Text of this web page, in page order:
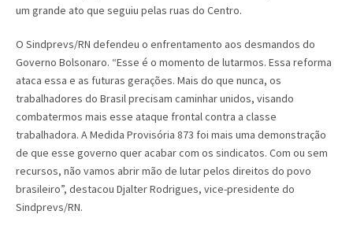
um grande ato que seguiu pelas ruas do Centro.
O Sindprevs/RN defendeu o enfrentamento aos desmandos do
Governo Bolsonaro. “Esse é o momento de lutarmos. Essa reforma
ataca essa e as futuras gerações. Mais do que nunca, os
trabalhadores do Brasil precisam caminhar unidos, visando
combatermos mais esse ataque frontal contra a classe
trabalhadora. A Medida Provisória 873 foi mais uma demonstração
de que esse governo quer acabar com os sindicatos. Com ou sem
recursos, não vamos abrir mão de lutar pelos direitos do povo
brasileiro”, destacou Djalter Rodrigues, vice-presidente do
Sindprevs/RN.